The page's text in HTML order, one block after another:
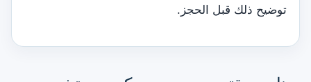
توضيح ذلك قبل الحجز.